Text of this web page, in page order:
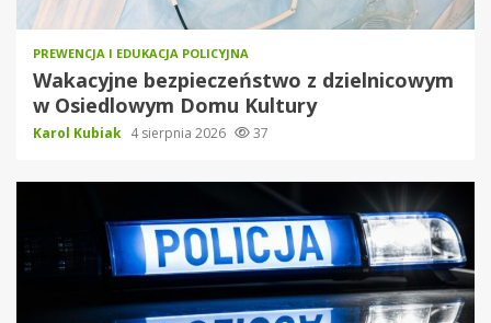
PREWENCJA I EDUKACJA POLICYJNA
Wakacyjne bezpieczeństwo z dzielnicowym
w Osiedlowym Domu Kultury
Karol Kubiak 4 sierpnia 2026 37